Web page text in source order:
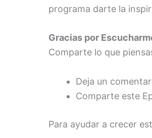
programa darte la
Gracias por
Comparte lo que
Deja un
Comparte este
Para ayudar a crecer